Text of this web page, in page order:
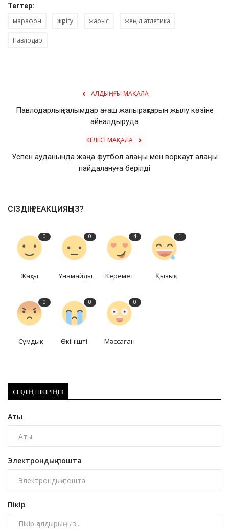
Тегтер:
марафон жүрігу жарыс жеңіл атлетика
Павлодар
АЛДЫҢҒЫ МАҚАЛА
Павлодарлық ғалымдар ағаш жапырақтарын жылу көзіне
айналдыруда
КЕЛЕСІ МАҚАЛА
Успен ауданында жаңа футбол алаңы мен воркаут алаңы
пайдалануға берілді
СІЗДІҢ РЕАКЦИЯҢЫЗ?
0
Жақсы
0
Ұнамайды
4
Керемет
1
Қызық
0
Сұмдық
0
Өкінішті
0
Мәссаған
СІЗДІҢ ПІКІРІҢІЗ
Аты
Электрондық пошта
Пікір